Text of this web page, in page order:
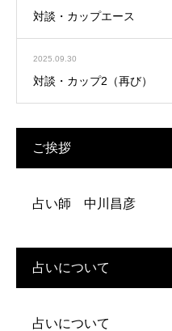
対談・カップエース
2025.09.30
対談・カップ2（再び）
ご挨拶
占い師 中川昌彦
占いについて
占いについて